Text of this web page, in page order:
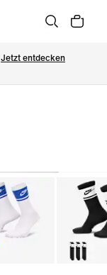
Jetzt entdecken